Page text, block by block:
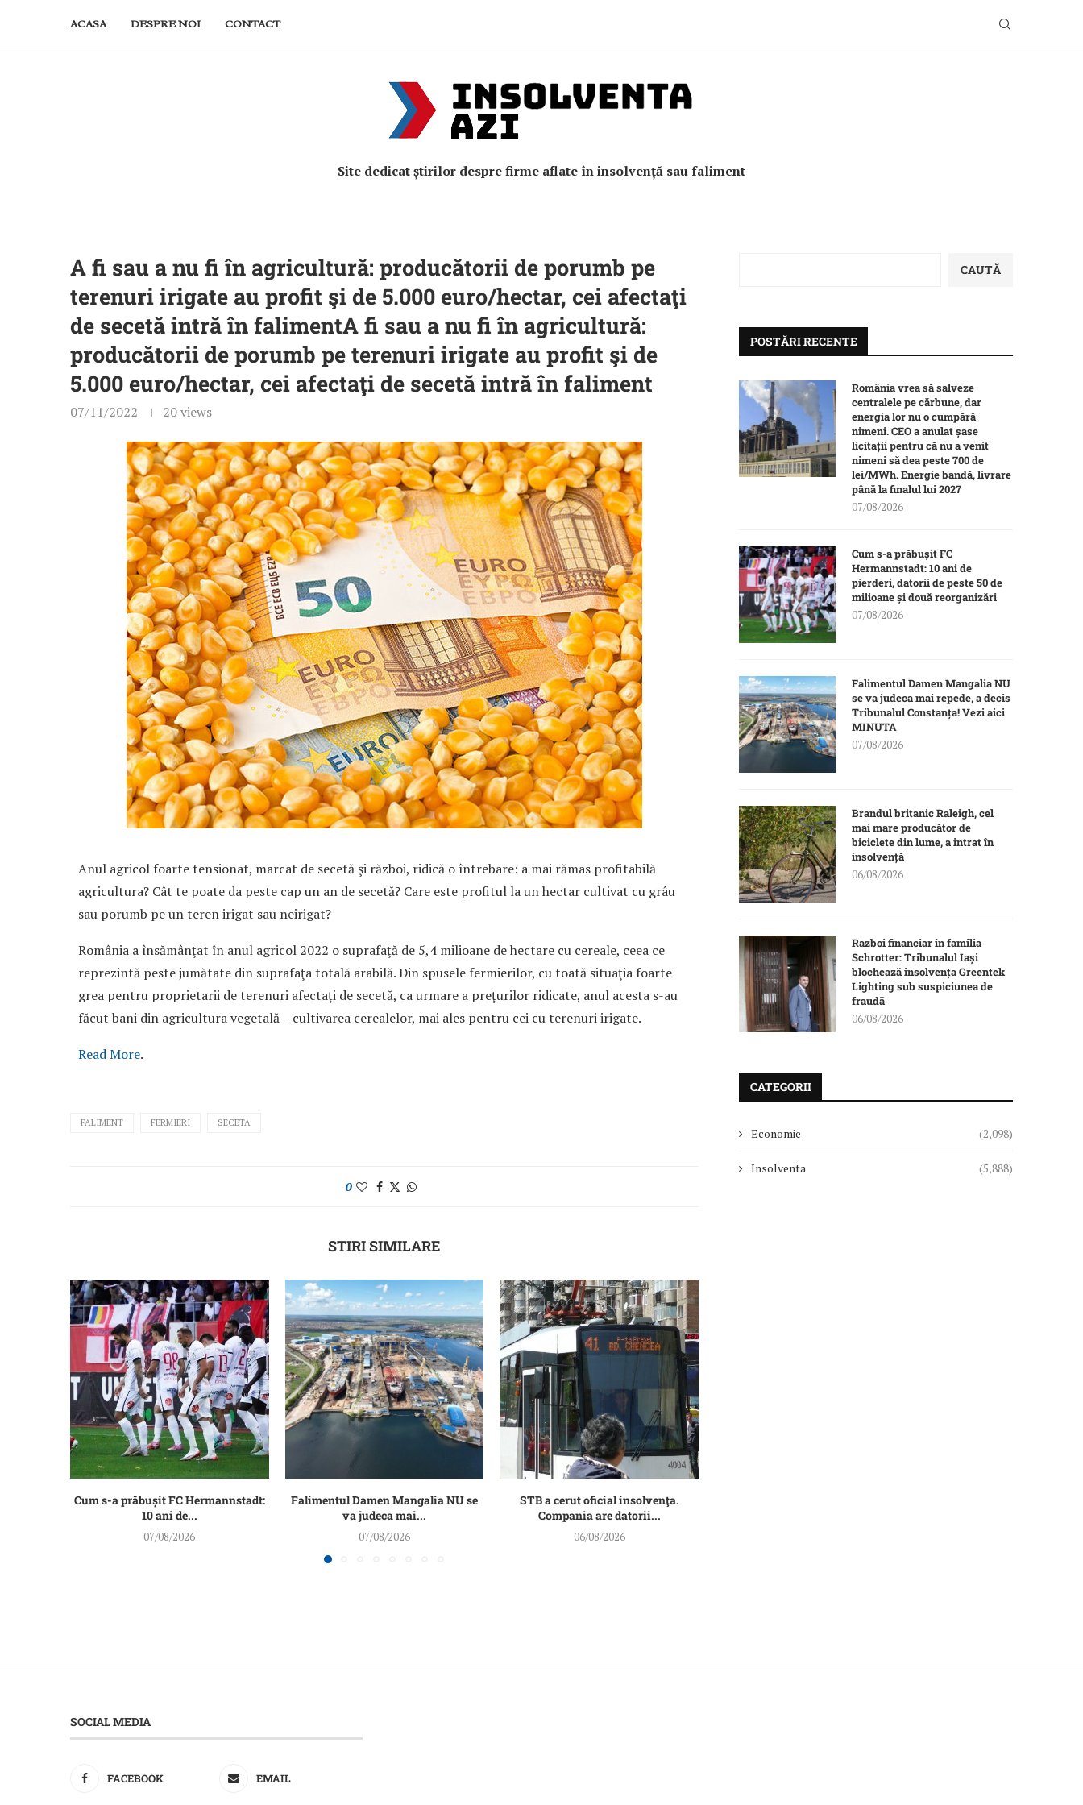
ACASA DESPRE NOI CONTACT
Site dedicat știrilor despre firme aflate în insolvență sau faliment
A fi sau a nu fi în agricultură: producătorii de porumb pe
terenuri irigate au profit şi de 5.000 euro/hectar, cei afectaţi
de secetă intră în falimentA fi sau a nu fi în agricultură:
producătorii de porumb pe terenuri irigate au profit şi de
5.000 euro/hectar, cei afectaţi de secetă intră în faliment
07/11/2022 20views
Anul agricol foarte tensionat, marcat de secetă şi război, ridică o întrebare: a mai rămas profitabilă
agricul­tura? Cât te poate da peste cap un an de secetă? Care este profitul la un hectar cultivat cu grâu
sau porumb pe un teren irigat sau neirigat?
România a însămânţat în anul agricol 2022 o suprafaţă de 5,4 milioane de hectare cu cereale, ceea ce
reprezintă peste jumătate din suprafaţa totală arabilă. Din spusele fermierilor, cu toată situaţia foarte
grea pentru proprietarii de terenuri afectaţi de secetă, ca urmare a preţurilor ridicate, anul acesta s-au
făcut bani din agricultura vegetală – cultivarea cerealelor, mai ales pentru cei cu terenuri irigate.
Read More.
FALIMENT FERMIERI SECETA
0
STIRI SIMILARE
Cum s-a prăbușit FC Hermannstadt:
10 ani de...
07/08/2026
Falimentul Damen Mangalia NU se
va judeca mai...
07/08/2026
STB a cerut oficial insolvenţa.
Compania are datorii...
06/08/2026
CAUTĂ
POSTĂRI RECENTE
România vrea să salveze
centralele pe cărbune, dar
energia lor nu o cumpără
nimeni. CEO a anulat șase
licitații pentru că nu a venit
nimeni să dea peste 700 de
lei/MWh. Energie bandă, livrare
până la finalul lui 2027
07/08/2026
Cum s-a prăbușit FC
Hermannstadt: 10 ani de
pierderi, datorii de peste 50 de
milioane și două reorganizări
07/08/2026
Falimentul Damen Mangalia NU
se va judeca mai repede, a decis
Tribunalul Constanța! Vezi aici
MINUTA
07/08/2026
Brandul britanic Raleigh, cel
mai mare producător de
biciclete din lume, a intrat în
insolvență
06/08/2026
Razboi financiar în familia
Schrotter: Tribunalul Iași
blochează insolvența Greentek
Lighting sub suspiciunea de
fraudă
06/08/2026
CATEGORII
Economie (2,098)
Insolventa (5,888)
SOCIAL MEDIA
FACEBOOK EMAIL